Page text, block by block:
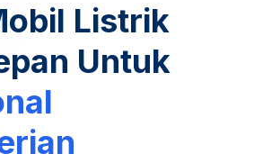
Listrik
Untuk